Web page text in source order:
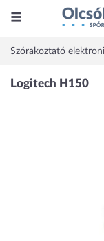
Szórakoztató